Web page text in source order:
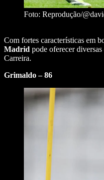
Foto: Reprodução/
Com fortes características em
Madrid pode oferecer
Carreira.
Grimaldo – 86